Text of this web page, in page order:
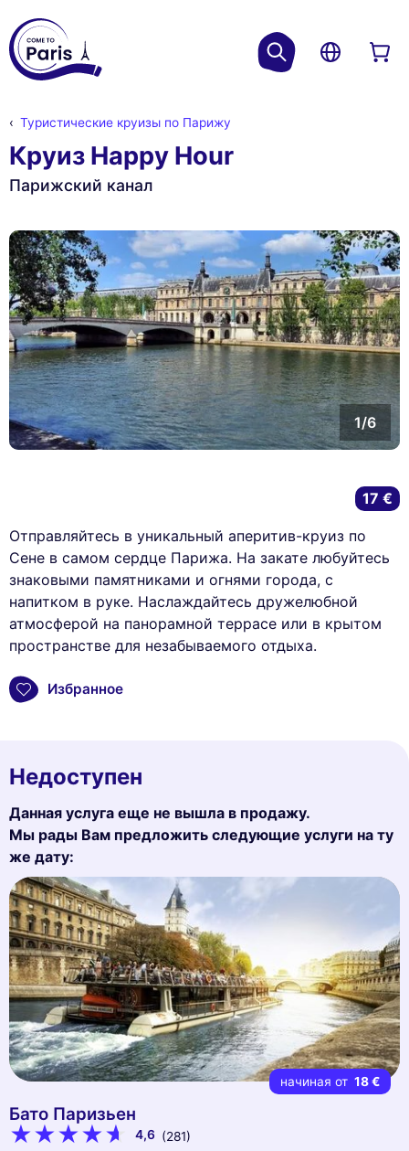
Туристические круизы по Парижу
Круиз Happy Hour
Парижский канал
1/6
Отправляйтесь в уникальный аперитив-круиз по
Сене в самом сердце Парижа. На закате любуйтесь
знаковыми памятниками и огнями города, с
напитком в руке. Наслаждайтесь дружелюбной
атмосферой на панорамной террасе или в крытом
пространстве для незабываемого отдыха.
Избранное
17 €
Недоступен
Данная услуга еще не вышла в продажу.
Мы рады Вам предложить следующие услуги на ту
же дату:
начиная от 18 €
Бато Паризьен
4,6 (281)